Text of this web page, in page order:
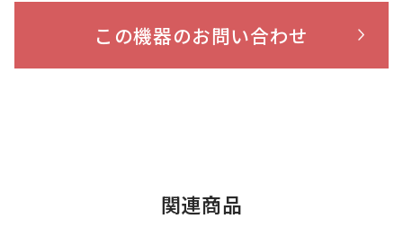
この機器のお問い合わせ
関連商品